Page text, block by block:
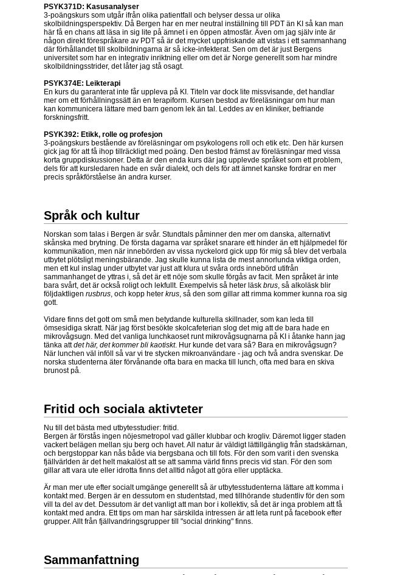
PSYK371D: Kasusanalyser
3-poängskurs som utgår ifrån olika patientfall och belyser dessa ur olika
skolbildningsperspektiv. Då Bergen har en mer neutral inställning till PDT än KI så kan man
här få en chans att läsa in sig lite på ämnet i en öppen atmosfär. Även om jag själv inte är
någon direkt förespråkare av PDT så är det mycket uppfriskande att vistas i ett sammanhang
där förhållandet till skolbildningarna är så icke-infekterat. Sen om det är just Bergens
universitet som har en integrativ inriktning eller om det är Norge generellt som har mindre
skolbildningsstrider, det låter jag stå osagt.
PSYK374E: Leikterapi
En kurs du garanterat inte får uppleva på KI. Titeln var dock lite missvisande, det handlar
mer om ett förhållningssätt än en terapiform. Kursen bestod av föreläsningar om hur man
kan kommunicera lättare med barn genom lek än tal. Leddes av en kliniker, befriande
forskningsfritt.
PSYK392: Etikk, rolle og profesjon
3-poängskurs bestående av föreläsningar om psykologens roll och etik etc. Den här kursen
gick jag för att få ihop tillräckligt med poäng. Den bestod främst av föreläsningar med vissa
korta gruppdiskussioner. Detta är den enda kurs där jag upplevde språket som ett problem,
dels för att kursledaren hade en svår dialekt, och dels för att ämnet kanske fordrar en mer
precis språkförståelse än andra kurser.
Språk och kultur
Norskan som talas i Bergen är svår. Stundtals påminner den mer om danska, alternativt
skånska med brytning. De första dagarna var språket snarare ett hinder än ett hjälpmedel för
kommunikation, men när innebörden av vissa nyckelord gick upp för mig så blev det verbala
utbytet plötsligt meningsbärande. Jag skulle kunna lista de mest annorlunda viktiga orden,
men ett kul inslag under utbytet var just att klura ut svåra ords innebörd utifrån
sammanhanget de yttras i, så det är ett nöje som skulle förgås av facit. Men språket är inte
bara svårt, det är också roligt och lekfullt. Exempelvis så heter läsk brus , så alkoläsk blir
följdaktligen rusbrus , och kopp heter krus , så den som gillar att rimma kommer kunna roa sig
gott.
Vidare finns det gott om små men betydande kulturella skillnader, som kan leda till
ömsesidiga skratt. När jag först besökte skolcafeterian slog det mig att de bara hade en
mikrovågsugn. Med det vanliga lunchkaoset runt mikrovågsugnarna på KI i åtanke hann jag
tänka attdet här, det kommer bli kaotiskt. Hur kunde det vara så? Bara en mikrovågsugn?
När lunchen väl inföll så var vi tre stycken mikroanvändare - jag och två andra svenskar. De
norska studenterna äter förvånande ofta bara en macka till lunch, ofta med bara en skiva
brunost på.
Fritid och sociala aktivteter
Nu till det bästa med utbytesstudier: fritid.
Bergen är förstås ingen nöjesmetropol vad gäller klubbar och krogliv. Däremot ligger staden
vackert belägen mellan sju berg och havet. All natur är väldigt lättillgänglig från stadskärnan,
och bergstoppar kan nås både via bergsbana och till fots. För den som varit i den svenska
fjällvärlden är det helt makalöst att se att samma värld finns precis vid stan. För den som
gillar att vara ute eller idrotta finns det alltid något att göra eller upptäcka.
Är man mer ute efter socialt umgänge generellt så är utbytesstudenterna lättare att komma i
kontakt med. Bergen är en dessutom en studentstad, med tillhörande studentliv för den som
vill ta del av det. Dessutom är det vanligt att man bor i kollektiv, så det är inga problem att få
kontakt med andra. Ett tips om man har särskilda intressen är att leta runt på facebook efter
grupper. Allt från fjällvandringsgrupper till "social drinking" finns.
Sammanfattning